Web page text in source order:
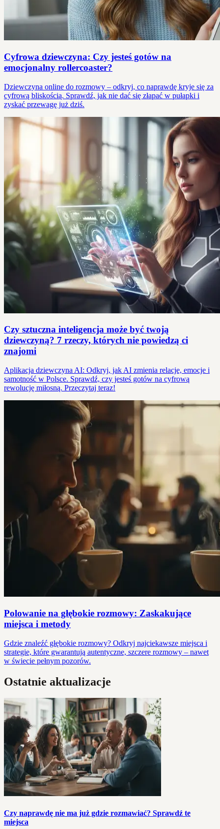
Cyfrowa dziewczyna: Czy jesteś gotów na
emocjonalny rollercoaster?
Dziewczyna online do rozmowy – odkryj, co naprawdę kryje się za
cyfrową bliskością. Sprawdź, jak nie dać się złapać w pułapki i
zyskać przewagę już dziś.
Czy sztuczna inteligencja może być twoją
dziewczyną? 7 rzeczy, których nie powiedzą ci
znajomi
Aplikacja dziewczyna AI: Odkryj, jak AI zmienia relacje, emocje i
samotność w Polsce. Sprawdź, czy jesteś gotów na cyfrową
rewolucję miłosną. Przeczytaj teraz!
Polowanie na głębokie rozmowy: Zaskakujące
miejsca i metody
Gdzie znaleźć głębokie rozmowy? Odkryj najciekawsze miejsca i
strategie, które gwarantują autentyczne, szczere rozmowy – nawet
w świecie pełnym pozorów.
Ostatnie aktualizacje
Czy naprawdę nie ma już gdzie rozmawiać? Sprawdź te
miejsca